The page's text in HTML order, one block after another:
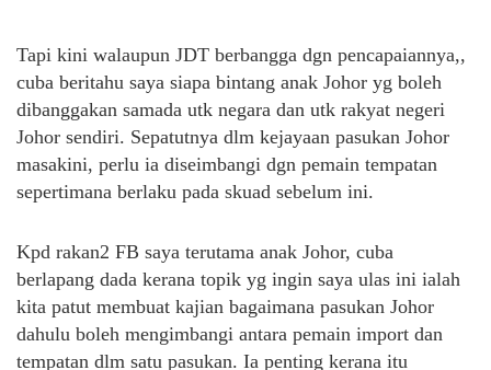
Tapi kini walaupun JDT berbangga dgn pencapaiannya,,
cuba beritahu saya siapa bintang anak Johor yg boleh
dibanggakan samada utk negara dan utk rakyat negeri
Johor sendiri. Sepatutnya dlm kejayaan pasukan Johor
masakini, perlu ia diseimbangi dgn pemain tempatan
sepertimana berlaku pada skuad sebelum ini.
Kpd rakan2 FB saya terutama anak Johor, cuba
berlapang dada kerana topik yg ingin saya ulas ini ialah
kita patut membuat kajian bagaimana pasukan Johor
dahulu boleh mengimbangi antara pemain import dan
tempatan dlm satu pasukan. Ia penting kerana itu